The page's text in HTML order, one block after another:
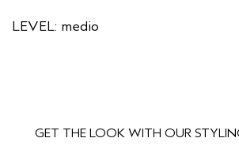
LEVEL: medio
GET THE LOOK WITH OUR